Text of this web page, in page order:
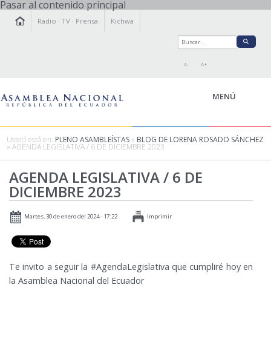
Pasar al contenido principal
Radio ·TV · Prensa Kichwa
A- A+
MENÚ
LEGISLAMOS
FISCALIZAMOS
TRANSPARENCIA
PRENSA
PARTICIPACIÓN
AGENDA
Usted está en: PLENO ASAMBLEÍSTAS » BLOG DE LORENA ROSADO SÁNCHEZ
» AGENDA LEGISLATIVA / 6 DE DICIEMBRE 2023
AGENDA LEGISLATIVA / 6 DE
DICIEMBRE 2023
Martes, 30 de enero del 2024 - 17:22 Imprimir
Te invito a seguir la #AgendaLegislativa que cumpliré hoy en
la Asamblea Nacional del Ecuador